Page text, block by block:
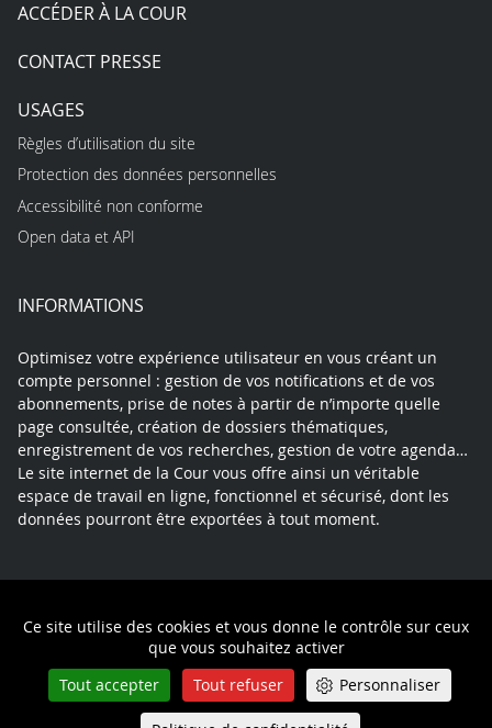
Ce site utilise des cookies et vous donne le contrôle sur ceux
que vous souhaitez activer
Tout accepter
Tout refuser Personnaliser
ACCÉDER À LA COUR
CONTACT PRESSE
USAGES
Règles d’utilisation du site
Protection des données personnelles
Accessibilité non conforme
Open data et API
INFORMATIONS
Optimisez votre expérience utilisateur en vous créant un
compte personnel : gestion de vos notifications et de vos
abonnements, prise de notes à partir de n’importe quelle
page consultée, création de dossiers thématiques,
enregistrement de vos recherches, gestion de votre agenda…
Le site internet de la Cour vous offre ainsi un véritable
espace de travail en ligne, fonctionnel et sécurisé, dont les
données pourront être exportées à tout moment.
Politique de confidentialité